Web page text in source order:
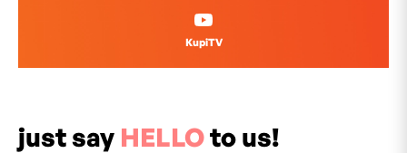
KupiTV
just say HELLOto us!